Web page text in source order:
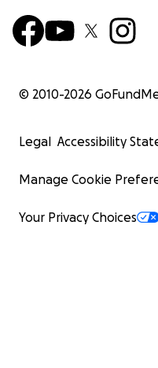
© 2010-2026
Legal Accessibility
Manage Cookie
Your Privacy Choices